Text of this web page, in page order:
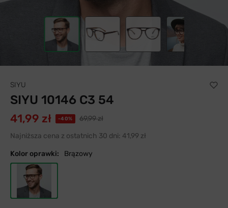
SIYU
SIYU 10146 C3 54
41,99 zł -40%
69,99 zł
Najniższa cena z ostatnich 30 dni: 41,99 zł
Kolor oprawki: Brązowy